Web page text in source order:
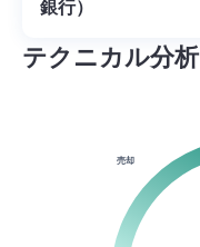
銀行）
テクニカル分析
売却